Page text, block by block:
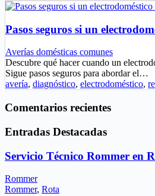
Pasos seguros si un
Averías domésticas comunes
Descubre qué hacer cuando un
Sigue pasos seguros para abordar el…
avería, diagnóstico, electrodoméstico,
Comentarios recientes
Entradas Destacadas
Servicio Técnico Rommer en
Rommer
Rommer, Rota